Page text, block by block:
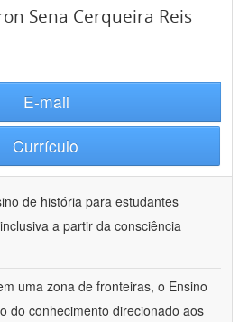
Sena Cerqueira Reis
E-mail
Currículo
de história para estudantes
a partir da consciência
uma zona de fronteiras, o Ensino
do conhecimento direcionado aos